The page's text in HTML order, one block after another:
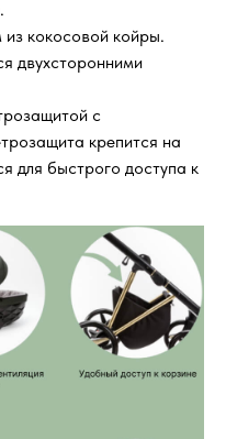
кокосовой койры.
двухсторонними
с
крепится на
для быстрого доступа к